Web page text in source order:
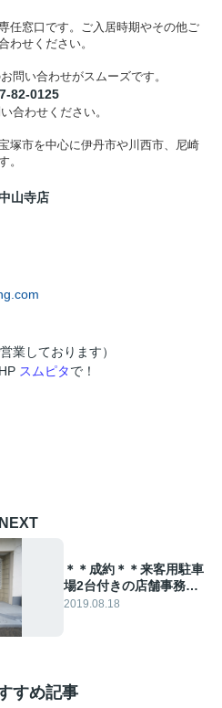
任窓口です。ご入居時期やその他ご
わせください。
問い合わせがスムーズです。
82-0125
合わせください。
塚市を中心に伊丹市や川西市、尼崎
。
山寺店
業しております）
スムピタで！
NEXT
＊＊成約＊＊来客用駐車
場2台付きの店舗事務
所！【中筋9丁目店舗】
2019.08.18
すめ記事